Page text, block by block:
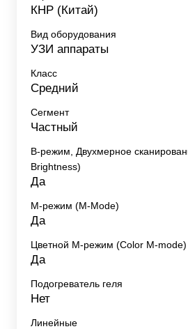
КНР (Китай)
Вид оборудования
УЗИ аппараты
Класс
Средний
Сегмент
Частный
B-режим, Двухмерное
Brightness)
Да
M-режим (M-Mode)
Да
Цветной M-режим (Color M-mode)
Да
Подогреватель геля
Нет
Линейные